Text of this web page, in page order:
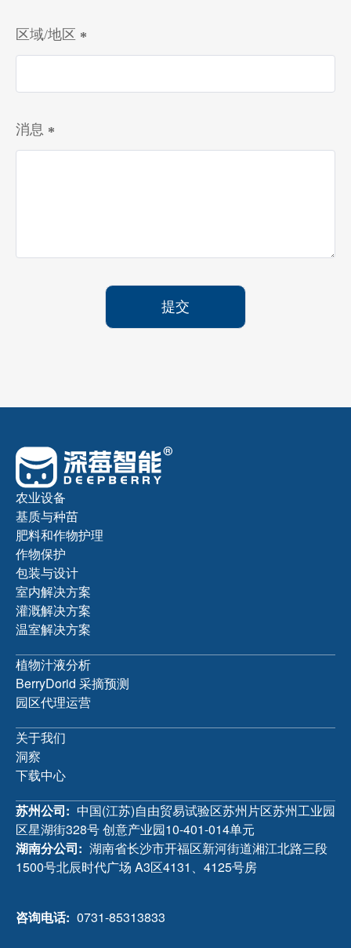
区域/地区
消息
提交
苏州公司
中国(江苏)自由贸易试验区苏州片区苏州工业园
区星湖街328号 创意产业园10-401-014单元
湖南分公司
湖南省长沙市开福区新河街道湘江北路三段
1500号北辰时代广场 A3区4131、4125号房
咨询电话 0731-85313833
农业设备
基质与种苗
肥料和作物护理
作物保护
包装与设计
室内解决方案
灌溉解决方案
温室解决方案
植物汁液分析
BerryDorid 采摘预测
园区代理运营
关于我们
洞察
下载中心